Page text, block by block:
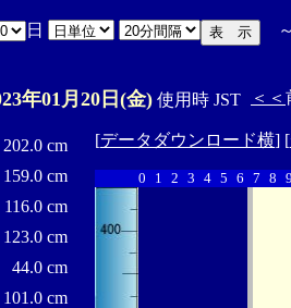
日 ～
年01月20日(金) 使用時 JST ＜＜
202.0 cm
159.0 cm
116.0 cm
123.0 cm
44.0 cm
101.0 cm
[データダウンロード横] [
0 1 2 3 4 5 6 7 8 9